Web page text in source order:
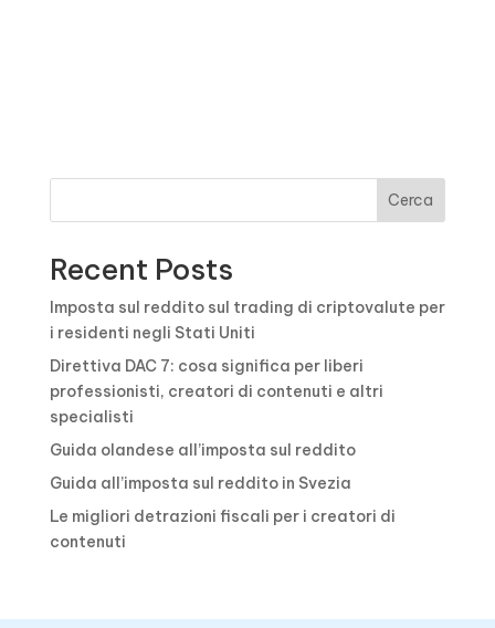
Cerca
Recent Posts
Imposta sul reddito sul trading di criptovalute per
i residenti negli Stati Uniti
Direttiva DAC 7: cosa significa per liberi
professionisti, creatori di contenuti e altri
specialisti
Guida olandese all’imposta sul reddito
Guida all’imposta sul reddito in Svezia
Le migliori detrazioni fiscali per i creatori di
contenuti